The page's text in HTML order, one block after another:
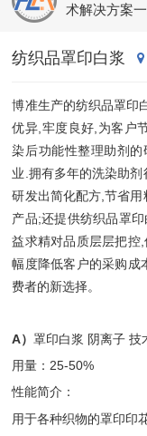
术解决方案
纺织品罩印白浆
博准生产的纺织品罩印
优异,牢度良好,为客户
染后功能性整理助剂
业.拥有多年的洗染助
研发出简化配方,节省
产品;还提供纺织品罩
益求精对品质层层把控
幅度降低客户的采购成
费者的新选择。
A）罩印白浆 阴离子 技
用量：25-50%
性能简介：
用于各种织物的罩印印